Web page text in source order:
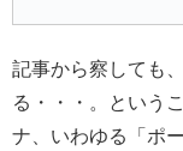
記事から察しても
る・・・。という
ナ、いわゆる「ポ